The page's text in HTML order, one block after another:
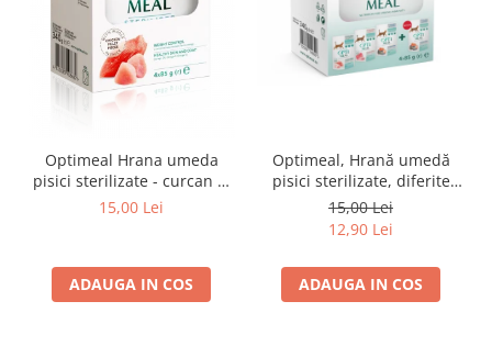
Optimeal Hrana umeda
pisici sterilizate - curcan si
pui in sos, set 3+1,
15,00 Lei
ADAUGA IN COS
Optimeal, Hrană umedă
pisici sterilizate, diferite
arome, (3+1), 0.34kg
15,00 Lei
12,90 Lei
ADAUGA IN COS